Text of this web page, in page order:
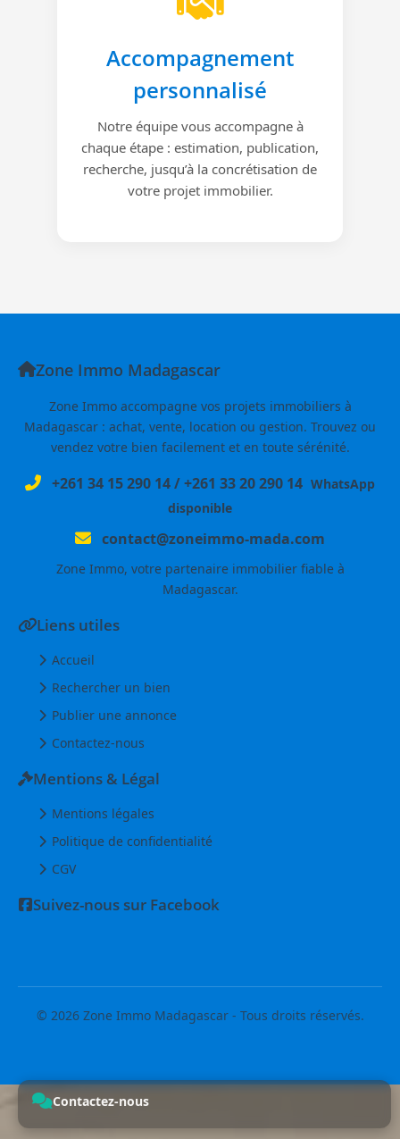
Accompagnement
personnalisé
Notre équipe vous accompagne à
chaque étape : estimation, publication,
recherche, jusqu’à la concrétisation de
votre projet immobilier.
Zone Immo Madagascar
Zone Immo accompagne vos projets immobiliers à
Madagascar : achat, vente, location ou gestion. Trouvez ou
vendez votre bien facilement et en toute sérénité.
+261 34 15 290 14/+261 33 20 290 14 WhatsApp
disponible
contact@zoneimmo-mada.com
Zone Immo, votre partenaire immobilier fiable à
Madagascar.
Liens utiles
Accueil
Rechercher un bien
Publier une annonce
Contactez-nous
Mentions & Légal
Mentions légales
Politique de confidentialité
CGV
Suivez-nous sur Facebook
© 2026 Zone Immo Madagascar - Tous droits réservés.
Contactez-nous